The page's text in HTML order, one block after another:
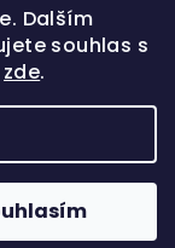
Dalším
souhlas s
zde.